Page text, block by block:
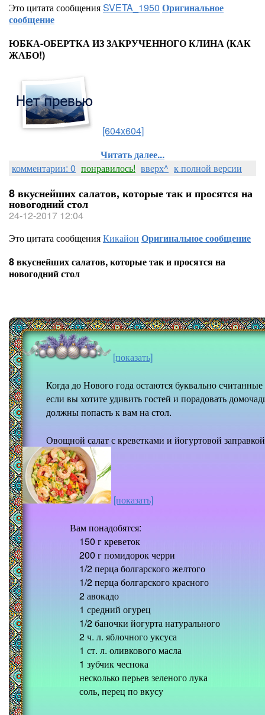
Это цитата сообщенияSVETA_1950 Оригинальное
сообщение
ЮБКА-ОБЕРТКА ИЗ ЗАКРУЧЕННОГО КЛИНА (КАК
ЖАБО!)
[604x604]
Читать далее...
комментарии: 0 понравилось! вверх^ к полной версии
8 вкуснейших салатов, которые так и просятся на
новогодний стол
24-12-2017 12:04
Это цитата сообщенияКикайон Оригинальное сообщение
8 вкуснейших салатов, которые так и просятся на
новогодний стол
[показать]
Когда до Нового года остаются буквально
если вы хотите удивить гостей и порадовать
должны попасть к вам на стол.
Овощной салат с креветками и йогуртовой заправкой
[показать]
Вам понадобятся:
150 г креветок
200 г помидорок черри
1/2 перца болгарского желтого
1/2 перца болгарского красного
2 авокадо
1 средний огурец
1/2 баночки йогурта натурального
2 ч. л. яблочного уксуса
1 ст. л. оливкового масла
1 зубчик чеснока
несколько перьев зеленого лука
соль, перец по вкусу